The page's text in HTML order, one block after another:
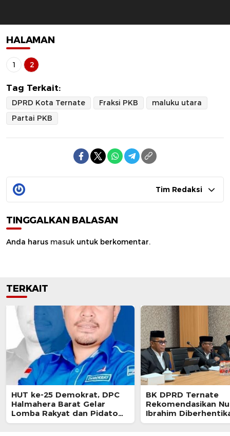
HALAMAN
1 2
Tag Terkait:
DPRD Kota Ternate Fraksi PKB
maluku utara
Partai PKB
Tim Redaksi
TINGGALKAN BALASAN
Anda harus masuk untuk berkomentar.
TERKAIT
HUT ke-25 Demokrat, DPC
Halmahera Barat Gelar
Lomba Rakyat dan Pidato
AHY Muda
BK DPRD Ternate
Rekomendasikan
Ibrahim
Akibat Pelanggaran